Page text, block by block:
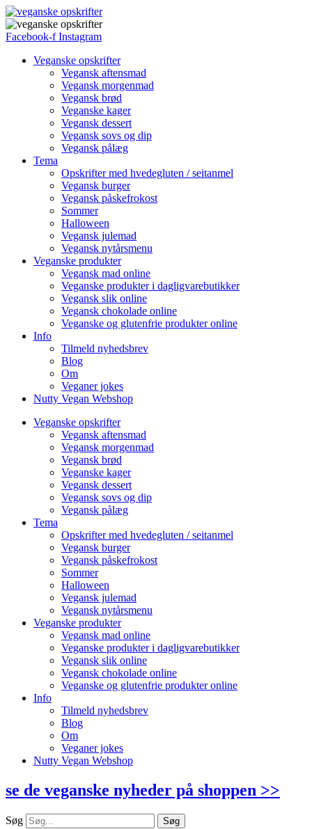
Facebook-f Instagram
Veganske opskrifter
Vegansk aftensmad
Vegansk morgenmad
Vegansk brød
Veganske kager
Vegansk dessert
Vegansk sovs og dip
Vegansk pålæg
Tema
Opskrifter med hvedegluten / seitanmel
Vegansk burger
Vegansk påskefrokost
Sommer
Halloween
Vegansk julemad
Vegansk nytårsmenu
Veganske produkter
Vegansk mad online
Veganske produkter i dagligvarebutikker
Vegansk slik online
Vegansk chokolade online
Veganske og glutenfrie produkter online
Info
Tilmeld nyhedsbrev
Blog
Om
Veganer jokes
Nutty Vegan Webshop
Veganske opskrifter
Vegansk aftensmad
Vegansk morgenmad
Vegansk brød
Veganske kager
Vegansk dessert
Vegansk sovs og dip
Vegansk pålæg
Tema
Opskrifter med hvedegluten / seitanmel
Vegansk burger
Vegansk påskefrokost
Sommer
Halloween
Vegansk julemad
Vegansk nytårsmenu
Veganske produkter
Vegansk mad online
Veganske produkter i dagligvarebutikker
Vegansk slik online
Vegansk chokolade online
Veganske og glutenfrie produkter online
Info
Tilmeld nyhedsbrev
Blog
Om
Veganer jokes
Nutty Vegan Webshop
se de veganske nyheder på shoppen >>
Søg Søg